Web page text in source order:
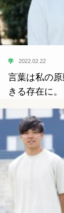
学 2022.02.22
言葉は私の
きる存在に。